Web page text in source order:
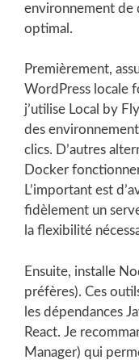
environnement de
optimal.
Premièrement,
WordPress locale
j’utilise Local by
des
clics. D’autres
Docker
L’important est
fidèlement un
la flexibilité
Ensuite, installe
préfères). Ces
les dépendances
React. Je
Manager) qui